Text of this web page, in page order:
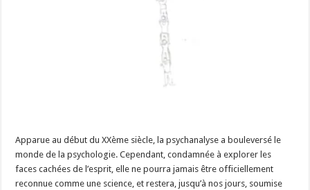
Apparue au début du XXème siècle, la psychanalyse a bouleversé le
monde de la psychologie. Cependant, condamnée à explorer les
faces cachées de l’esprit, elle ne pourra jamais être officiellement
reconnue comme une science, et restera, jusqu’à nos jours, soumise